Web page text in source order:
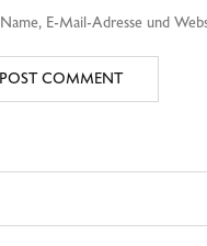
Name, E-Mail-Adresse und